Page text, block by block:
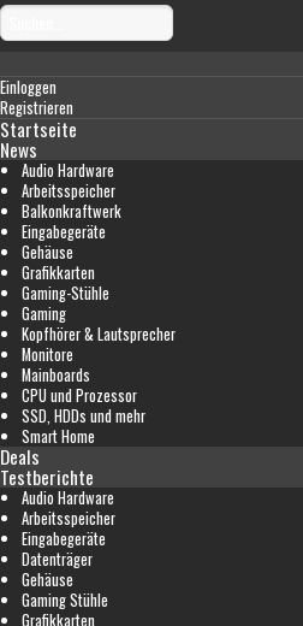
Einloggen
Registrieren
Startseite
News
Audio Hardware
Arbeitsspeicher
Balkonkraftwerk
Eingabegeräte
Gehäuse
Grafikkarten
Gaming-Stühle
Gaming
Kopfhörer & Lautsprecher
Monitore
Mainboards
CPU und Prozessor
SSD, HDDs und mehr
Smart Home
Deals
Testberichte
Audio Hardware
Arbeitsspeicher
Eingabegeräte
Datenträger
Gehäuse
Gaming Stühle
Grafikkarten